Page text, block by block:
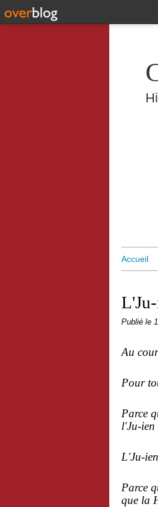
Accueil
Publié le
Au
Pour
Parce
l'Ju-ien
L'Ju-
Parce
que la